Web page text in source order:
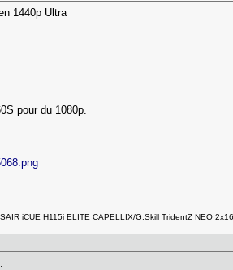
1440p Ultra
pour du 1080p.
iCUE H115i ELITE CAPELLIX/G.Skill TridentZ NEO